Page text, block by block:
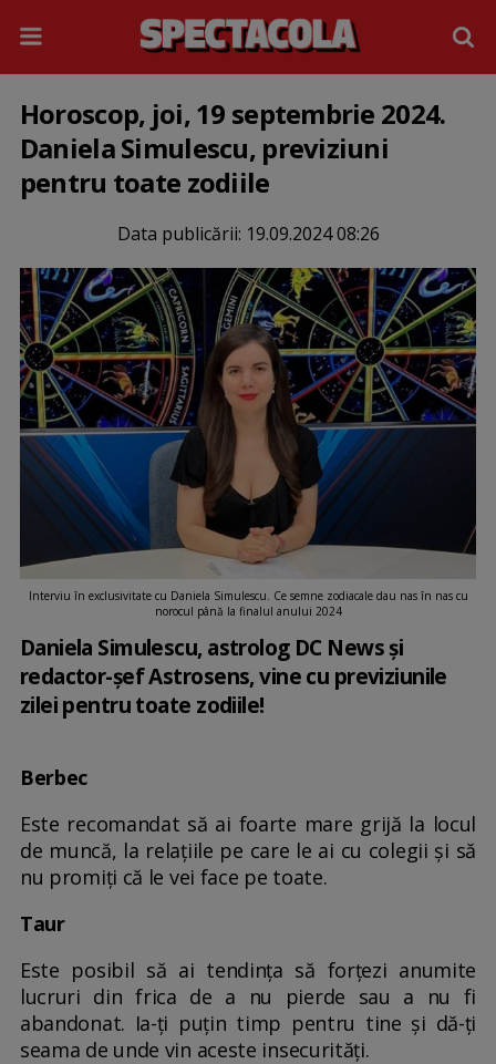
Horoscop, joi, 19 septembrie 2024.
Daniela Simulescu, previziuni
pentru toate zodiile
Data publicării: 19.09.2024 08:26
Interviu în exclusivitate cu Daniela Simulescu. Ce semne zodiacale dau nas în nas cu
norocul până la finalul anului 2024
Daniela Simulescu, astrolog DC News și
redactor-șef Astrosens, vine cu previziunile
zilei pentru toate zodiile!
Berbec
Este recomandat să ai foarte mare grijă la locul
de muncă, la relațiile pe care le ai cu colegii și să
nu promiți că le vei face pe toate.
Taur
Este posibil să ai tendința să forțezi anumite
lucruri din frica de a nu pierde sau a nu fi
abandonat. Ia-ți puțin timp pentru tine și dă-ți
seama de unde vin aceste insecurități.